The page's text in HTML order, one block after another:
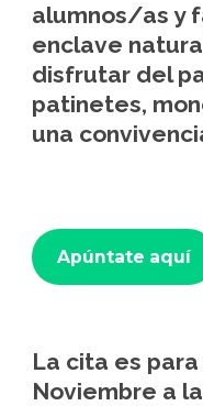
alumnos/as y
enclave
disfrutar del
patinetes,
una
Apúntate aquí
La cita es
Noviembre a